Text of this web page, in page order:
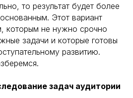
то результат будет более
Этот вариант
которым не нужно срочно
задачи и которые готовы
развитию.
задач аудитории